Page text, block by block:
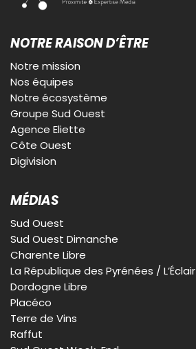
NOTRE RAISON D’ÊTRE
Notre mission
Nos équipes
Notre écosystème
Groupe Sud Ouest
Agence Eliette
Côte Ouest
Digivision
MÉDIAS
Sud Ouest
Sud Ouest Dimanche
Charente Libre
La République des Pyrénées / L’Éclair
Dordogne Libre
Placéco
Terre de Vins
Raffut